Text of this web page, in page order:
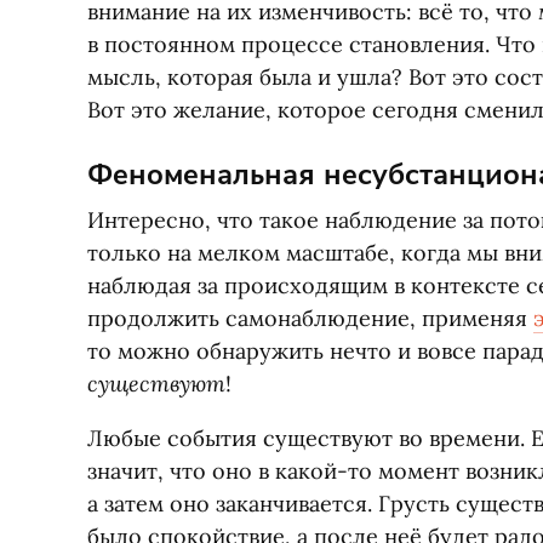
внимание на их изменчивость: всё то,
в постоянном процессе становления.
мысль, которая была и ушла? Вот это
Вот это желание, которое сегодня
Феноменальная
Интересно, что такое наблюдение за
только на мелком масштабе, когда мы
наблюдая за происходящим в контексте
продолжить самонаблюдение, применяя
то можно обнаружить нечто и вовсе
существуют!
Любые события существуют во времени.
значит, что оно в какой-то момент
а затем оно заканчивается. Грусть
было спокойствие, а после неё будет